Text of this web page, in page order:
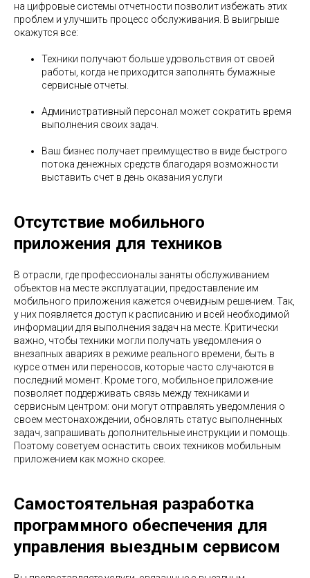
на цифровые системы отчетности позволит избежать этих
проблем и улучшить процесс обслуживания. В выигрыше
окажутся все:
Техники получают больше удовольствия от своей
работы, когда не приходится заполнять бумажные
сервисные отчеты.
Административный персонал может сократить время
выполнения своих задач.
Ваш бизнес получает преимущество в виде быстрого
потока денежных средств благодаря возможности
выставить счет в день оказания услуги
Отсутствие мобильного
приложения для техников
В отрасли, где профессионалы заняты обслуживанием
объектов на месте эксплуатации, предоставление им
мобильного приложения кажется очевидным решением. Так,
у них появляется доступ к расписанию и всей необходимой
информации для выполнения задач на месте. Критически
важно, чтобы техники могли получать уведомления о
внезапных авариях в режиме реального времени, быть в
курсе отмен или переносов, которые часто случаются в
последний момент. Кроме того, мобильное приложение
позволяет поддерживать связь между техниками и
сервисным центром: они могут отправлять уведомления о
своем местонахождении, обновлять статус выполненных
задач, запрашивать дополнительные инструкции и помощь.
Поэтому советуем оснастить своих техников мобильным
приложением как можно скорее.
Самостоятельная разработка
программного обеспечения для
управления выездным сервисом